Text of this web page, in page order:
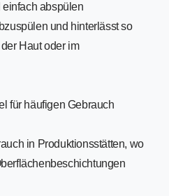
einfach abspülen
und hinterlässt so
Haut oder im
für häufigen Gebrauch
in Produktionsstätten, wo